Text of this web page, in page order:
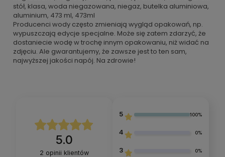
stół, klasa, woda niegazowana, niegaz, butelka aluminiowa,
aluminium, 473 ml, 473ml
Producenci wody często zmieniają wygląd opakowań, np.
wypuszczają edycje specjalne. Może się zatem zdarzyć, że
dostaniecie wodę w trochę innym opakowaniu, niż widać na
zdjęciu. Ale gwarantujemy, że zawsze jest to ten sam,
najwyższej jakości napój. Na zdrowie!
5.0
2 opinii klientów
5 100%
4 0%
3 0%